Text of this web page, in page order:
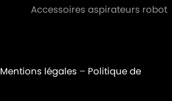
Accessoires aspirateurs robot
Mentions légales – Politique de